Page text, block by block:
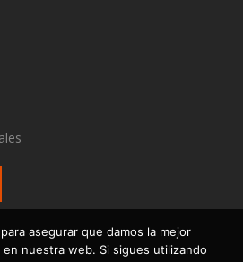
asegurar que damos la mejor
nuestra web. Si sigues utilizando